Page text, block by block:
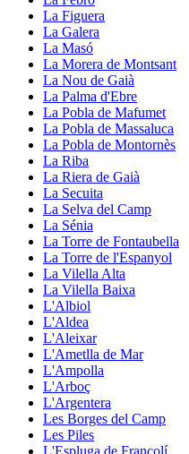
La Figuera
La Galera
La Masó
La Morera de Montsant
La Nou de Gaià
La Palma d'Ebre
La Pobla de Mafumet
La Pobla de Massaluca
La Pobla de Montornès
La Riba
La Riera de Gaià
La Secuita
La Selva del Camp
La Sénia
La Torre de Fontaubella
La Torre de l'Espanyol
La Vilella Alta
La Vilella Baixa
L'Albiol
L'Aldea
L'Aleixar
L'Ametlla de Mar
L'Ampolla
L'Arboç
L'Argentera
Les Borges del Camp
Les Piles
L'Espluga de Francolí